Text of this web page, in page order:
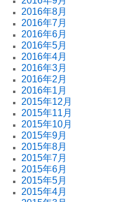
2016年8月
2016年7月
2016年6月
2016年5月
2016年4月
2016年3月
2016年2月
2016年1月
2015年12月
2015年11月
2015年10月
2015年9月
2015年8月
2015年7月
2015年6月
2015年5月
2015年4月